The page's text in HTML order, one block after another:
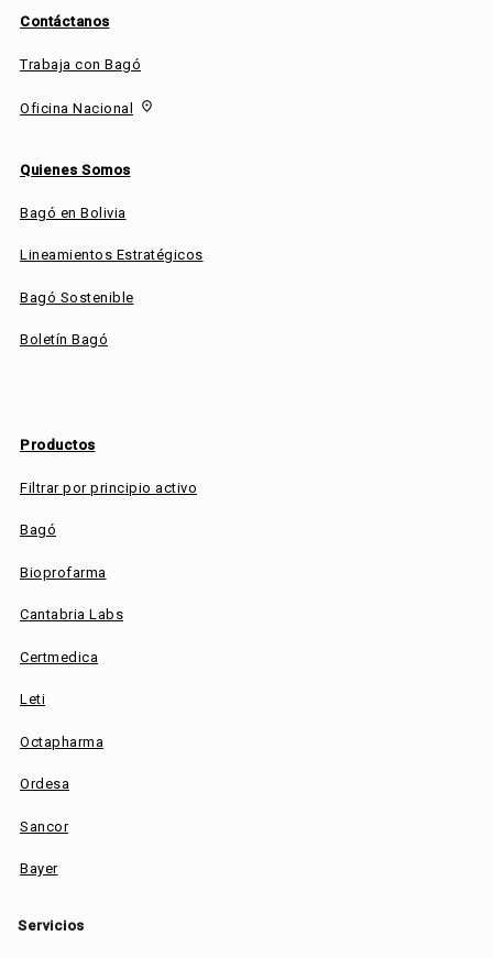
Contáctanos
Trabaja con Bagó
Oficina Nacional fmd_good
Quienes Somos
Bagó en Bolivia
Lineamientos Estratégicos
Bagó Sostenible
Boletín Bagó
Productos
Filtrar por principio activo
Bagó
Bioprofarma
Cantabria Labs
Certmedica
Leti
Octapharma
Ordesa
Sancor
Bayer
Servicios